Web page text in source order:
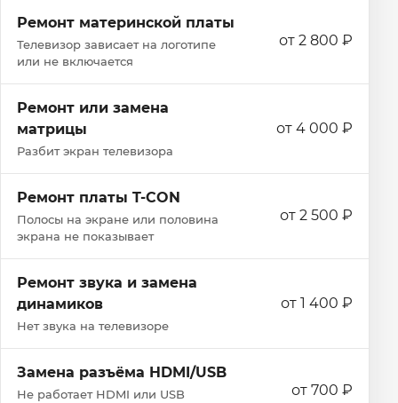
Ремонт материнской платы
Телевизор зависает на логотипе
или не включается
от 2 800 ₽
Ремонт или замена
матрицы
Разбит экран телевизора
от 4 000 ₽
Ремонт платы T-CON
Полосы на экране или половина
экрана не показывает
от 2 500 ₽
Ремонт звука и замена
динамиков
Нет звука на телевизоре
от 1 400 ₽
Замена разъёма HDMI/USB
Не работает HDMI или USB
от 700 ₽